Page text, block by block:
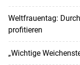
Weltfrauentag:
profitieren
„Wichtige